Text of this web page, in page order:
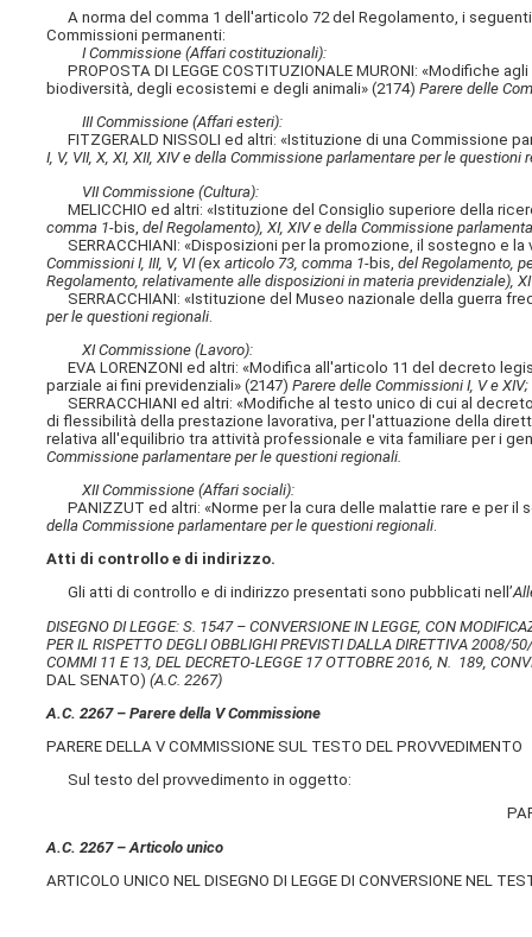
A norma del comma 1 dell'articolo 72 del Regolamento, i
Commissioni permanenti:
I Commissione (Affari costituzionali):
PROPOSTA DI LEGGE COSTITUZIONALE MURONI: «Modifiche
biodiversità, degli ecosistemi e degli animali» (2174)Parere delle
III Commissione (Affari esteri):
FITZGERALD NISSOLI ed altri: «Istituzione di una Commissione
I, V, VII, X, XI, XII, XIV e della Commissione parlamentare per le questioni
VII Commissione (Cultura):
MELICCHIO ed altri: «Istituzione del Consiglio superiore della
comma 1-bis,del Regolamento), XI, XIV e della Commissione
SERRACCHIANI: «Disposizioni per la promozione, il sostegno e
Commissioni I, III, V, VI (ex articolo 73, comma 1-bis,del Regolamento,
Regolamento, relativamente alle disposizioni in materia previdenziale),
SERRACCHIANI: «Istituzione del Museo nazionale della guerra
per le questioni regionali
XI Commissione (Lavoro):
EVA LORENZONI ed altri: «Modifica all'articolo 11 del decreto
parziale ai fini previdenziali» (2147)Parere delle Commissioni I, V e XIV;
SERRACCHIANI ed altri: «Modifiche al testo unico di cui al
di flessibilità della prestazione lavorativa, per l'attuazione della
relativa all'equilibrio tra attività professionale e vita familiare per i
Commissione parlamentare per le questioni regionali.
XII Commissione (Affari sociali):
PANIZZUT ed altri: «Norme per la cura delle malattie rare e per il
della Commissione parlamentare per le questioni regionali.
Atti di controllo e di indirizzo.
Gli atti di controllo e di indirizzo presentati sono pubblicati nell’
DISEGNO DI LEGGE: S. 1547 – CONVERSIONE IN LEGGE, CON
PER IL RISPETTO DEGLI OBBLIGHI PREVISTI DALLA DIRETTIVA 2008/
COMMI 11 E 13, DEL DECRETO-LEGGE 17 OTTOBRE 2016, N. 189,
DAL SENATO) (A.C. 2267)
A.C. 2267 – Parere della V Commissione
PARERE DELLA V COMMISSIONE SUL TESTO DEL PROVVEDIMENTO
Sul testo del provvedimento in oggetto:
A.C. 2267 – Articolo unico
ARTICOLO UNICO NEL DISEGNO DI LEGGE DI CONVERSIONE NEL